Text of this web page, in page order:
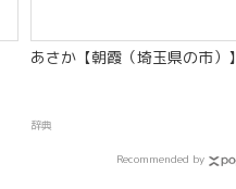
あさか【朝霞（埼玉県の市）】
辞典
Recommended by